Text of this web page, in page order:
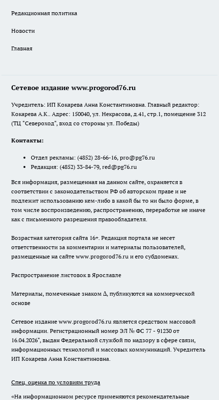
Редакционная политика
Новости
Главная
Сетевое издание www.progorod76.ru
Учредитель: ИП Кокарева Анна Константиновна. Главный редактор:
Кокарева А.К.. Адрес: 150040, ул. Некрасова, д.41, стр.1, помещение 312
(ТЦ "Североход", вход со стороны ул. Победы)
Контакты:
Отдел рекламы: (4852) 28-66-16, pro@pg76.ru
Редакция: (4852) 33-84-79, red@pg76.ru
Вся информация, размещенная на данном сайте, охраняется в
соответствии с законодательством РФ об авторском праве и не
подлежит использованию кем-либо в какой бы то ни было форме, в
том числе воспроизведению, распространению, переработке не иначе
как с письменного разрешения правообладателя.
Возрастная категория сайта 16+. Редакция портала не несет
ответственности за комментарии и материалы пользователей,
размещенные на сайте www.progorod76.ru и его субдоменах.
Распространение листовок в Ярославле
Материалы, помеченные знаком ∆, публикуются на коммерческой
основе
Сетевое издание www.progorod76.ru является средством массовой
информации. Регистрационный номер ЭЛ № ФС 77 - 91230 от
16.04.2026", выдан Федеральной службой по надзору в сфере связи,
информационных технологий и массовых коммуникаций. Учредитель
ИП Кокарева Анна Константиновна.
Спец. оценка по условиям труда
«На информационном ресурсе применяются рекомендательные